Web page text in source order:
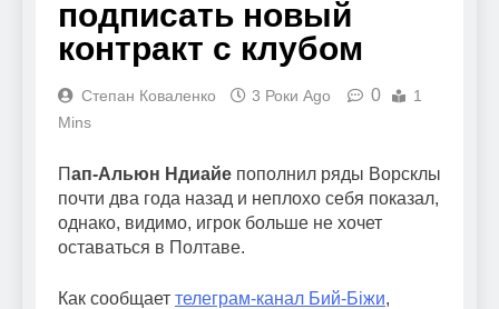
подписать новый
контракт с клубом
Степан Коваленко 3 Роки Ago 0
1
Mins
Пап-Альюн Ндиайе пополнил ряды Ворсклы
почти два года назад и неплохо себя показал,
однако, видимо, игрок больше не хочет
оставаться в Полтаве.
Как сообщает телеграм-канал Бий-Біжи,